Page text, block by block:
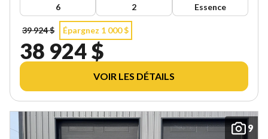
6 2 Essence
39 924 $ Épargnez 1 000 $
38 924 $
VOIR LES DÉTAILS
9